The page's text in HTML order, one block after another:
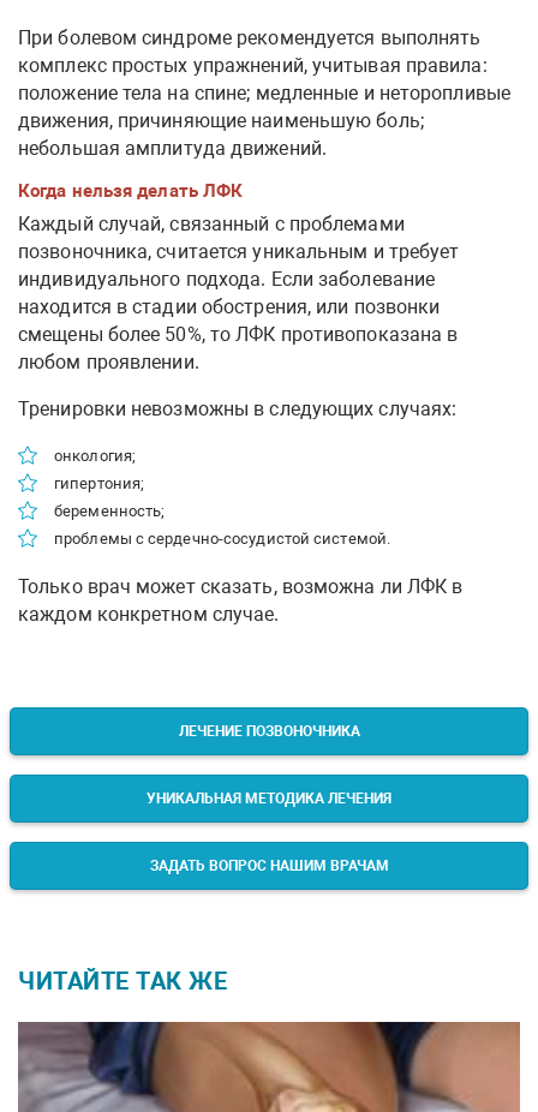
При болевом синдроме рекомендуется выполнять
комплекс простых упражнений, учитывая правила:
положение тела на спине; медленные и неторопливые
движения, причиняющие наименьшую боль;
небольшая амплитуда движений.
Когда нельзя делать ЛФК
Каждый случай, связанный с проблемами
позвоночника, считается уникальным и требует
индивидуального подхода. Если заболевание
находится в стадии обострения, или позвонки
смещены более 50%, то ЛФК противопоказана в
любом проявлении.
Тренировки невозможны в следующих случаях:
онкология;
гипертония;
беременность;
проблемы с сердечно-сосудистой системой.
Только врач может сказать, возможна ли ЛФК в
каждом конкретном случае.
ЛЕЧЕНИЕ ПОЗВОНОЧНИКА
УНИКАЛЬНАЯ МЕТОДИКА ЛЕЧЕНИЯ
ЗАДАТЬ ВОПРОС НАШИМ ВРАЧАМ
ЧИТАЙТЕ ТАК ЖЕ